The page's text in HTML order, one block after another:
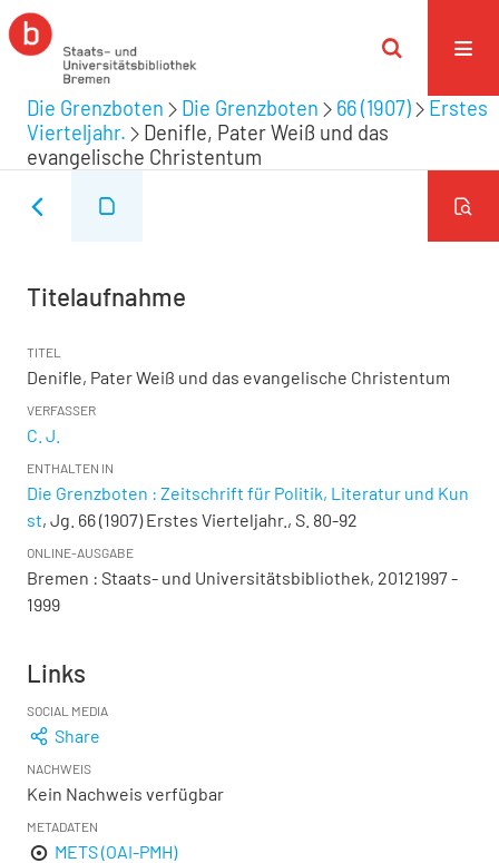
Die Grenzboten Die Grenzboten 66 (1907)
Erstes
Vierteljahr.
Denifle, Pater Weiß und das
evangelische Christentum
Titelaufnahme
TITEL
Denifle, Pater Weiß und das evangelische Christentum
VERFASSER
C. J.
ENTHALTEN IN
Die Grenzboten : Zeitschrift für Politik, Literatur und Kun
st, Jg. 66 (1907) Erstes Vierteljahr., S. 80-92
ONLINE-AUSGABE
Bremen : Staats- und Universitätsbibliothek, 20121997 -
1999
Links
SOCIAL MEDIA
Share
NACHWEIS
Kein Nachweis verfügbar
METADATEN
METS (OAI-PMH)